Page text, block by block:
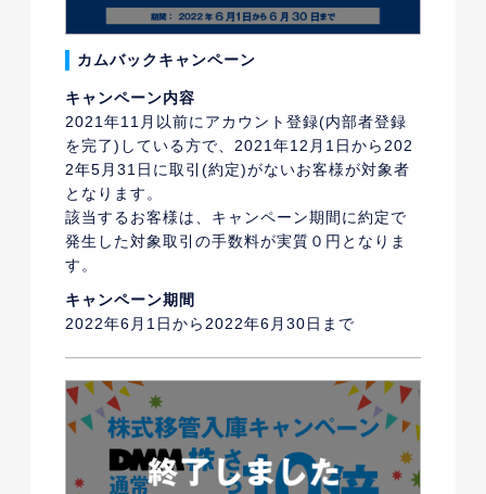
カムバックキャンペーン
キャンペーン内容
2021年11月以前にアカウント登録(内部者登録
を完了)している方で、2021年12月1日から202
2年5月31日に取引(約定)がないお客様が対象者
となります。
該当するお客様は、キャンペーン期間に約定で
発生した対象取引の手数料が実質０円となりま
す。
キャンペーン期間
2022年6月1日から2022年6月30日まで